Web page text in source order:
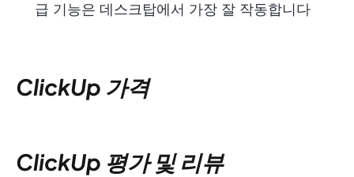
급 기능은 데스크탑에서 가장 잘 작동합니다
ClickUp 가격
ClickUp 평가 및 리뷰